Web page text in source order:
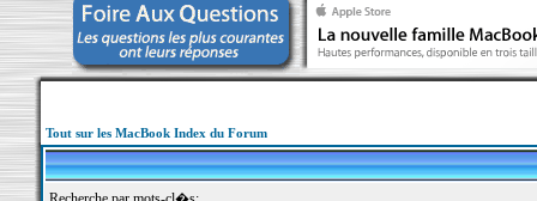
Tout sur les MacBook Index du Forum